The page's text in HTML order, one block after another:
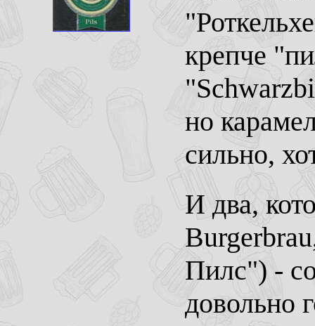
крепче
но
сильно,
И два,
Пилс") -
довольно